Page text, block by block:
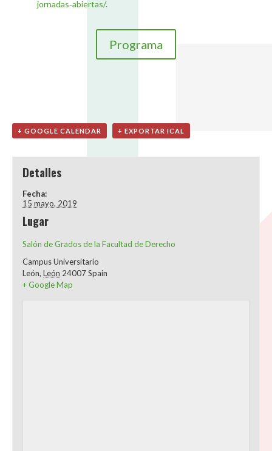
jornadas‐abiertas/.
Programa
+ GOOGLE CALENDAR + EXPORTAR ICAL
Detalles
Fecha:
15 mayo, 2019
Lugar
Salón de Grados de la Facultad de Derecho
Campus Universitario
León, León 24007 Spain
+ Google Map